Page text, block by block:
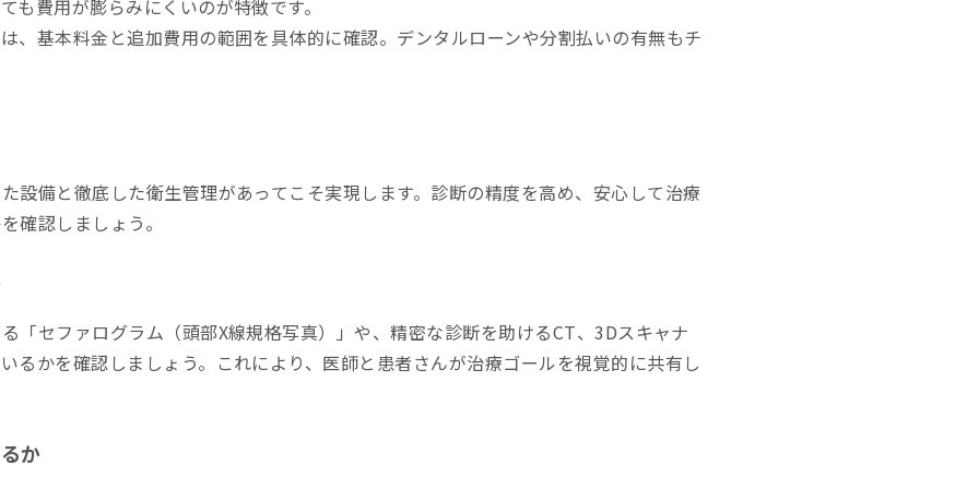
も費用が膨らみにくいのが特徴です。
、基本料金と追加費用の範囲を具体的に確認。デンタルローンや分割払いの有無もチ
設備と徹底した衛生管理があってこそ実現します。診断の精度を高め、安心して治療
確認しましょう。
「セファログラム（頭部X線規格写真）」や、精密な診断を助けるCT、3Dスキャナ
るかを確認しましょう。これにより、医師と患者さんが治療ゴールを視覚的に共有し
か